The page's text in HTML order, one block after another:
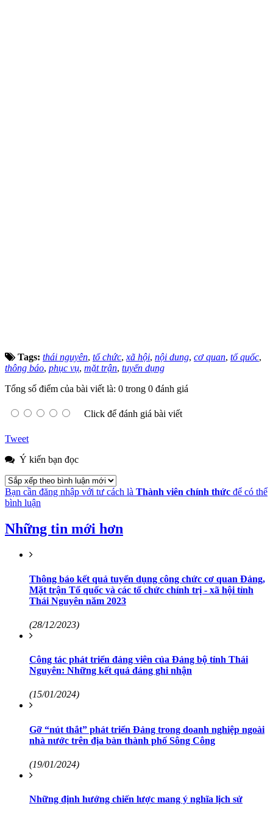
Tags: thái nguyên, tổ chức,xã hội, nội dung, cơ quan, tổ quốc,
thông báo, phục vụ, mặt trận, tuyển dụng
Tổng số điểm của bài viết là: 0 trong 0 đánh giá
Click để đánh giá bài viết
Tweet
Ý kiến bạn đọc
Bạn cần đăng nhập với tư cách là Thành viên chính thức để có thể
bình luận
Những tin mới hơn
Thông báo kết quả tuyển dụng công chức cơ quan Đảng,
Mặt trận Tổ quốc và các tổ chức chính trị - xã hội tỉnh
Thái Nguyên năm 2023
(28/12/2023)
Công tác phát triển đảng viên của Đảng bộ tỉnh Thái
Nguyên: Những kết quả đáng ghi nhận
(15/01/2024)
Gỡ “nút thắt” phát triển Đảng trong doanh nghiệp ngoài
nhà nước trên địa bàn thành phố Sông Công
(19/01/2024)
Những định hướng chiến lược mang ý nghĩa lịch sử